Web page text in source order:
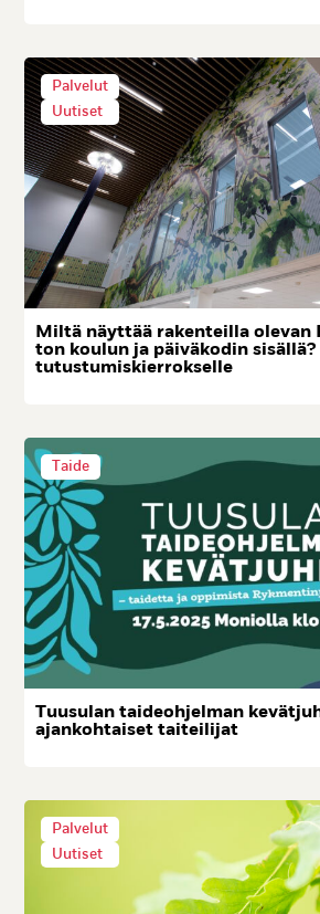
Palvelut
Uutiset
Mil­tä näyt­tää ra­ken­teil­la
ton kou­lun ja päi­vä­ko­din
tu­tus­tu­mis­kier­rok­sel­le
Taide
Tuu­su­lan tai­deoh­jel­man
ajan­koh­tai­set tai­tei­li­jat
Palvelut
Uutiset